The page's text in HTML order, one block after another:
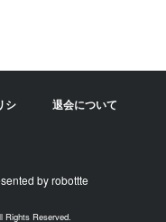
シ
退会について
by robottte
Rights Reserved.